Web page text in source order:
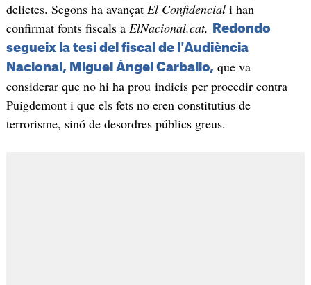
delictes. Segons ha avançat El Confidencial i han
confirmat fonts fiscals a ElNacional.cat,
Redondo
segueix la tesi del fiscal de l'Audiència
Nacional, Miguel Ángel Carballo, que va
considerar que no hi ha prou indicis per procedir contra
Puigdemont i que els fets no eren constitutius de
terrorisme, sinó de desordres públics greus.